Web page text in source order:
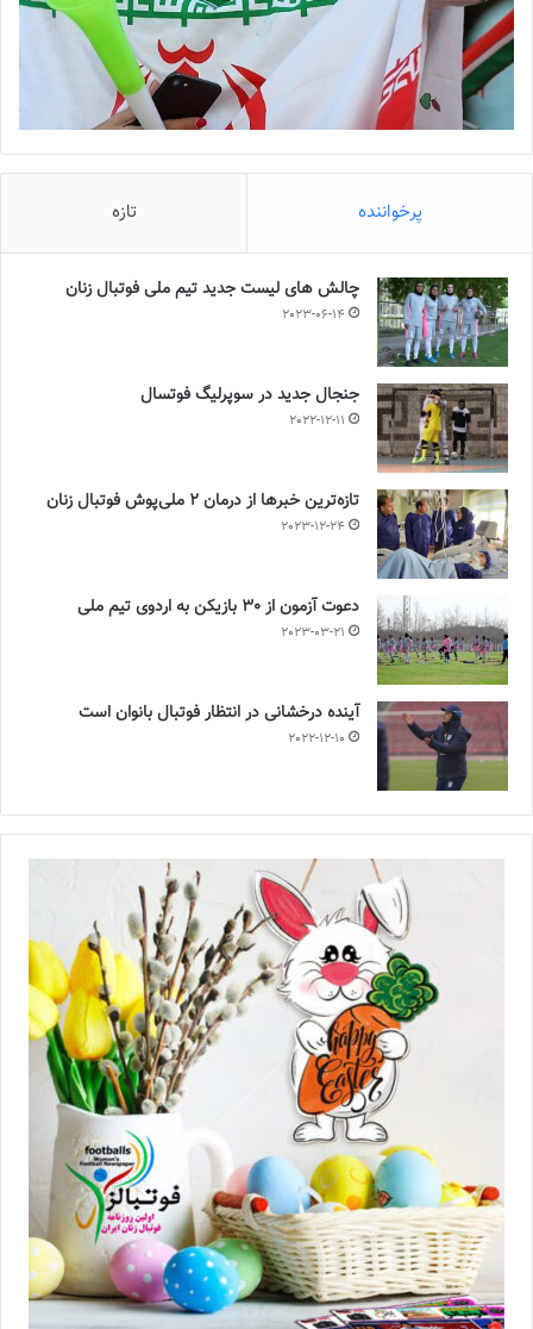
پرخواننده تازه
چالش هاى ليست جدید تيم ملى فوتبال زنان
2023-06-14
جنجال جدید در سوپرلیگ فوتسال
2022-12-11
تازه‌ترین خبرها از درمان ۲ ملی‌پوش فوتبال زنان
2023-12-24
دعوت آزمون از 30 بازیکن به اردوی تیم ملی
2023-03-21
آینده درخشانی در انتظار فوتبال بانوان است
2022-12-10